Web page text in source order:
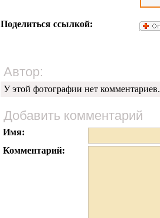
Поделиться ссылкой:
Автор:
У этой фотографии нет комментариев.
Добавить комментарий
Имя:
Комментарий: